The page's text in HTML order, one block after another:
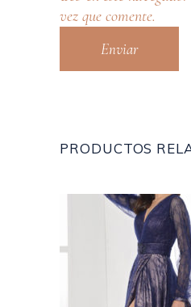
vez que comente.
PRODUCTOS